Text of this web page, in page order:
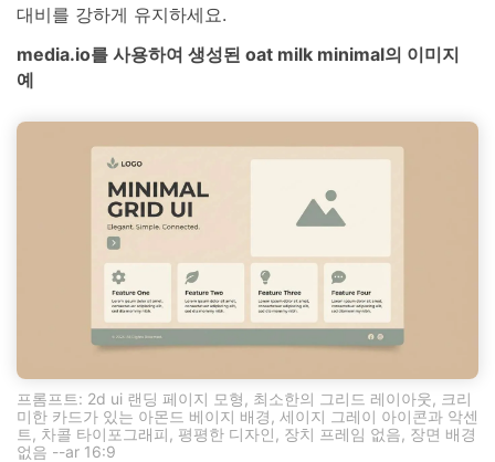
대비를 강하게 유지하세요.
media.io를 사용하여 생성된 oat milk minimal의 이미지
예
프롬프트: 2d ui 랜딩 페이지 모형, 최소한의 그리드 레이아웃, 크리
미한 카드가 있는 아몬드 베이지 배경, 세이지 그레이 아이콘과 악센
트, 차콜 타이포그래피, 평평한 디자인, 장치 프레임 없음, 장면 배경
없음 --ar 16:9